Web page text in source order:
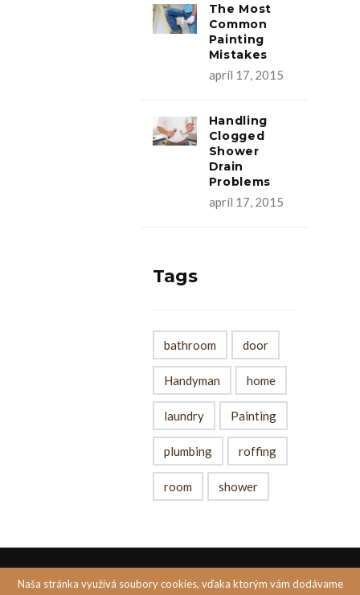
The Most
Common
Painting
Mistakes
apríl 17, 2015
Handling
Clogged
Shower
Drain
Problems
apríl 17, 2015
Tags
bathroom door
Handyman home
laundry Painting
plumbing roffing
room shower
Naša stránka využívá soubory cookies, vďaka ktorým vám dodávame